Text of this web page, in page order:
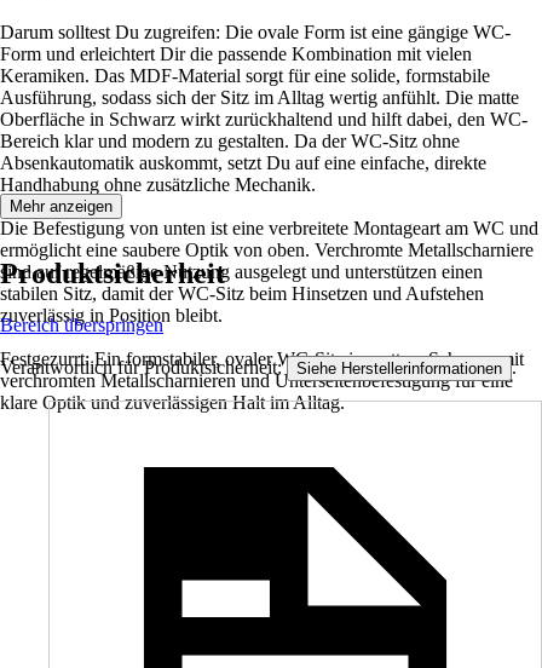
Darum solltest Du zugreifen: Die ovale Form ist eine gängige WC-
Form und erleichtert Dir die passende Kombination mit vielen
Keramiken. Das MDF-Material sorgt für eine solide, formstabile
Ausführung, sodass sich der Sitz im Alltag wertig anfühlt. Die matte
Oberfläche in Schwarz wirkt zurückhaltend und hilft dabei, den WC-
Bereich klar und modern zu gestalten. Da der WC-Sitz ohne
Absenkautomatik auskommt, setzt Du auf eine einfache, direkte
Handhabung ohne zusätzliche Mechanik.
Die Befestigung von unten ist eine verbreitete Montageart am WC und
ermöglicht eine saubere Optik von oben. Verchromte Metallscharniere
sind auf regelmäßige Nutzung ausgelegt und unterstützen einen
stabilen Sitz, damit der WC-Sitz beim Hinsetzen und Aufstehen
zuverlässig in Position bleibt.
Festgezurrt: Ein formstabiler, ovaler WC-Sitz in mattem Schwarz mit
verchromten Metallscharnieren und Unterseitenbefestigung für eine
klare Optik und zuverlässigen Halt im Alltag.
Mehr anzeigen
Produktsicherheit
Bereich überspringen
Verantwortlich für Produktsicherheit: Siehe Herstellerinformationen .